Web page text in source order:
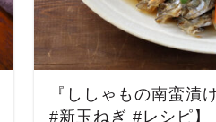
『ししゃもの南蛮漬
#新玉ねぎ #レシピ】